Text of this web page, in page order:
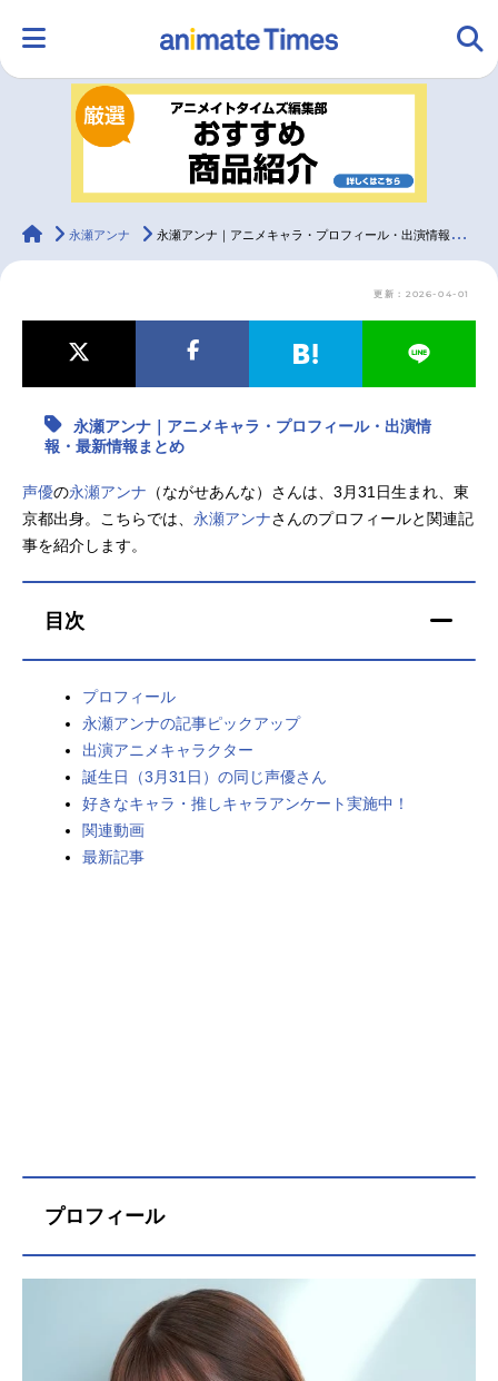
ランキング アニメ
ラジオ みんなの声 グッズ
最新記事一覧
アニメ記事一覧 声優記事一覧
アニメ映画一覧
今期アニメ曜日別一覧
春アニメ
男性声優/女性声優一覧
FOLLOW US
animateTimes
永瀬アンナ 永瀬アンナ｜アニメキャラ・プロフィール・出演情報・最新情報まとめ
更新：2026-04-01
永瀬アンナ｜アニメキャラ・プロフィール・出演情
報・最新情報まとめ
声優の永瀬アンナ （ながせあんな）さんは、3月31日生まれ、東
京都出身。こちらでは、 永瀬アンナさんのプロフィールと関連記
事を紹介します。
目次
プロフィール
永瀬アンナの記事ピックアップ
出演アニメキャラクター
誕生日（3月31日）の同じ声優さん
好きなキャラ・推しキャラアンケート実施中！
関連動画
最新記事
プロフィール